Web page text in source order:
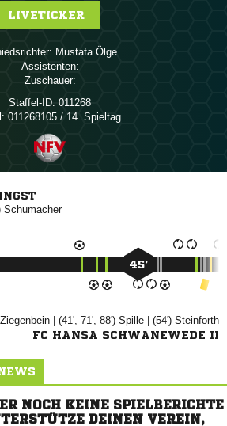
LIVETICKER
 
Assistenten:
Zuschauer:
Staffel-ID: 011268
011268105 / 14. Spieltag

45’
 | (41', 71', 88')  | (54') 
FC HANSA SCHWANEWEDE II
NOCH KEINE SPIELBERICHTE
DEINEN VEREIN,